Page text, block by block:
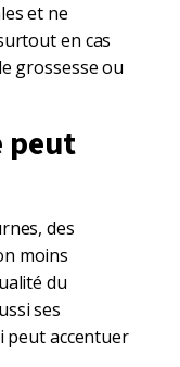
et ne
en cas
grossesse ou
peut
des
moins
du
ses
peut accentuer